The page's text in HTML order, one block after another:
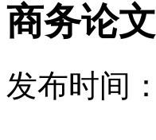
商务论文
发布时间：